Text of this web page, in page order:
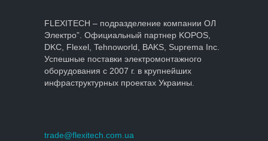
FLEXITECH – подразделение компании ОЛ
Электро”. Официальный партнер KOPOS,
DKC, Flexel, Tehnoworld, BAKS, Suprema Inc.
Успешные поставки электромонтажного
оборудования с 2007 г. в крупнейших
инфраструктурных проектах Украины.
trade@flexitech.com.ua